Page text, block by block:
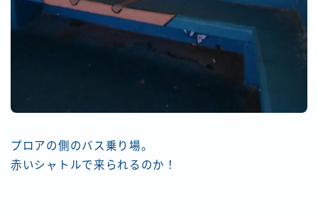
プロアの側のバス乗り場。
赤いシャトルで来られるのか！